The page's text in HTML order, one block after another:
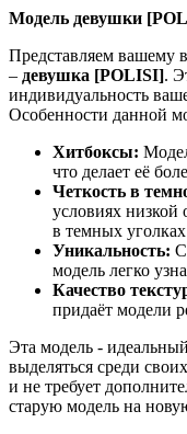
Модель девушки
Представляем вашему
– девушка [POLISI].
индивидуальность
Особенности данной
Хитбоксы:
что делает её
Четкость в
условиях низкой
в темных уголках
Уникальность:
модель легко
Качество
придаёт модели
Эта модель -
выделяться среди
и не требует
старую модель на